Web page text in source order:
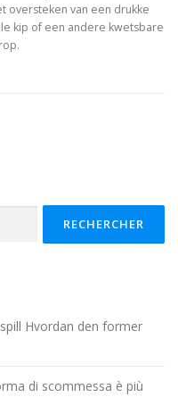
oversteken van een drukke
kip of een andere kwetsbare
Hvordan den former
di scommessa è più